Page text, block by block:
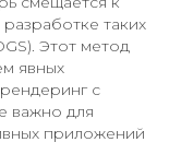
таких
Этот метод
явных
с
важно для
приложений